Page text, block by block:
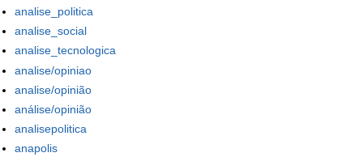
analise_politica
analise_social
analise_tecnologica
analise/opiniao
analise/opinião
análise/opinião
analisepolitica
anapolis